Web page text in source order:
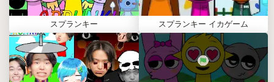
スプランキー スプランキー イカゲーム